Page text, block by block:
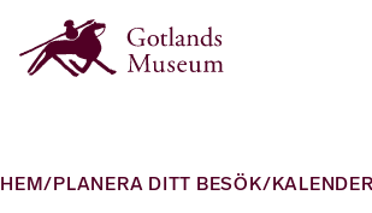
HEM/PLANERA DITT BESÖK/KALENDER